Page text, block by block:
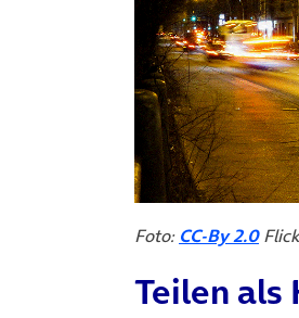
Foto: CC-By 2.0
Teilen als